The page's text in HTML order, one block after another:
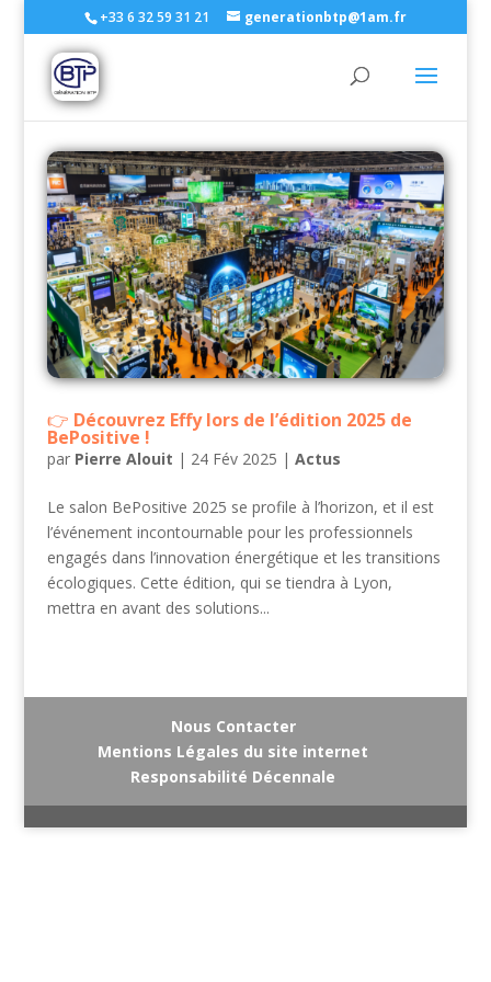
+33 6 32 59 31 21 generationbtp@1am.fr
Découvrez Effy lors de l’édition 2025 de
BePositive !
par Pierre Alouit | 24 Fév 2025 | Actus
Le salon BePositive 2025 se profile à l’horizon, et il est
l’événement incontournable pour les professionnels
engagés dans l’innovation énergétique et les transitions
écologiques. Cette édition, qui se tiendra à Lyon,
mettra en avant des solutions...
Nous Contacter
Mentions Légales du site internet
Responsabilité Décennale